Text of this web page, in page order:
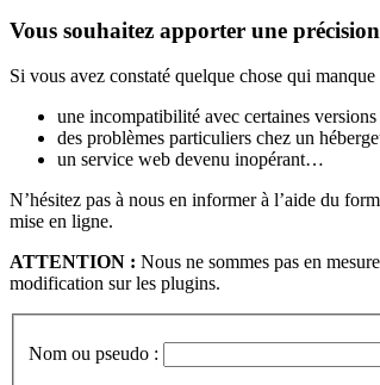
Vous souhaitez apporter une
Si vous avez constaté quelque chose qui
une incompatibilité avec certaines
des problèmes particuliers chez un
un service web devenu inopérant…
N’hésitez pas à nous en informer à l’aide du
mise en ligne.
ATTENTION : Nous ne sommes pas en
modification sur les plugins.
Nom ou pseudo :